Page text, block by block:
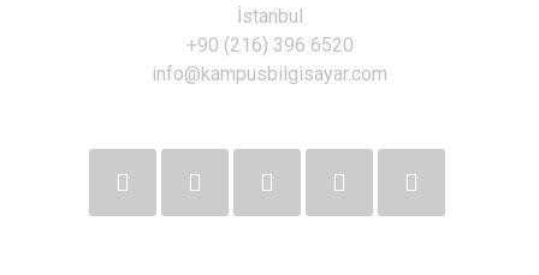
İstanbul
+90 (216) 396 6520
info@kampusbilgisayar.com